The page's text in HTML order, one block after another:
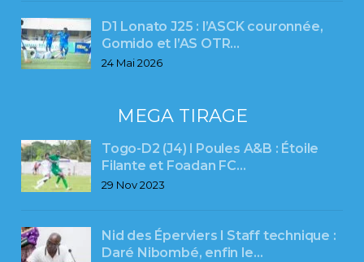
D1 Lonato J25 : l’ASCK couronnée,
Gomido et l’AS OTR…
24 Mai 2026
MEGA TIRAGE
Togo-D2 (J4) l Poules A&B : Étoile
Filante et Foadan FC…
29 Nov 2023
Nid des Éperviers l Staff technique :
Daré Nibombé, enfin le…